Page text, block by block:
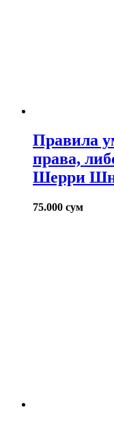
Правила
права,
Шерри
75.000 сум